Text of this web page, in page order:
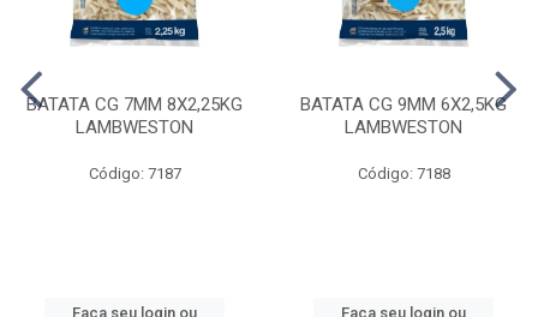
BATATA CG 7MM 8X2,25KG
LAMBWESTON
Código: 7187
Faça seu login ou
BATATA CG 9MM 6X2,5KG
LAMBWESTON
Código: 7188
Faça seu login ou